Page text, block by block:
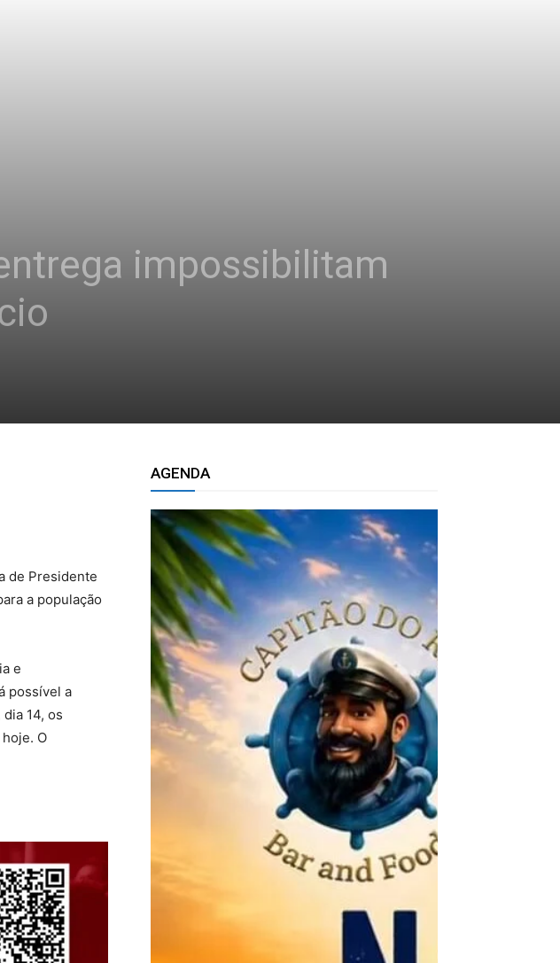
impossibilitam
de Presidente
a população
e
possível a
14, os
O
AGENDA